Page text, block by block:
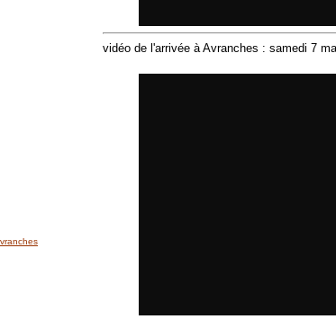
vidéo de l'arrivée à Avranches : samedi 7